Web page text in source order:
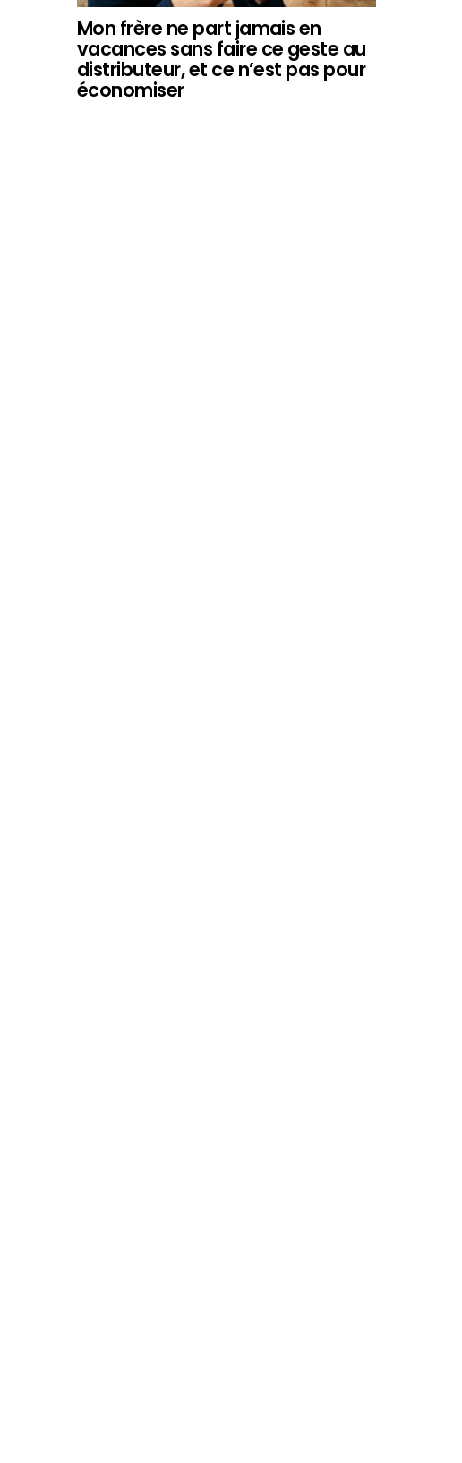
Mon frère ne part jamais en
vacances sans faire ce geste au
distributeur, et ce n’est pas pour
économiser